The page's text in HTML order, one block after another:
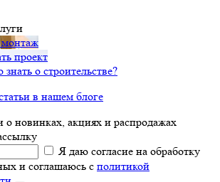
монтаж
проект
о строительстве?
в нашем блоге
о новинках, акциях и распродажах
Я даю согласие на обработку
и соглашаюсь с политикой